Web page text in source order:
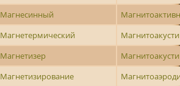
Магнесинный
Магнетермический
Магнетизер
Магнетизирование